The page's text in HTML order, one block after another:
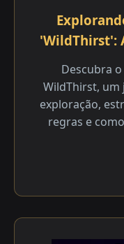
'WildThirst':
Descubra
WildThirst,
exploração,
regras e